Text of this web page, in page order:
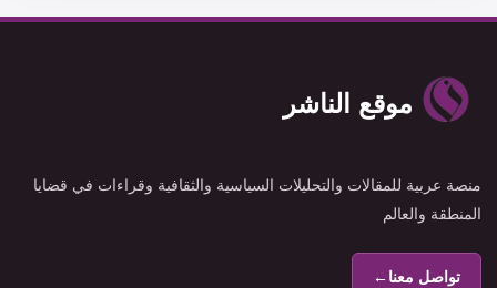
موقع الناشر
منصة عربية للمقالات والتحليلات السياسية والثقافية وقراءات في قضايا
المنطقة والعالم
تواصل معنا←